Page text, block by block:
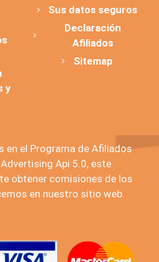
y
Sus datos seguros
Declaración
Afiliados
Sitemap
en el Programa de Afiliados
Api 5.0, este
obtener comisiones de los
en nuestro sitio web.